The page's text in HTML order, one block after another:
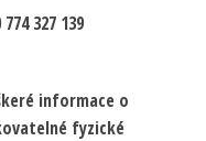
327 139
informace o
fyzické